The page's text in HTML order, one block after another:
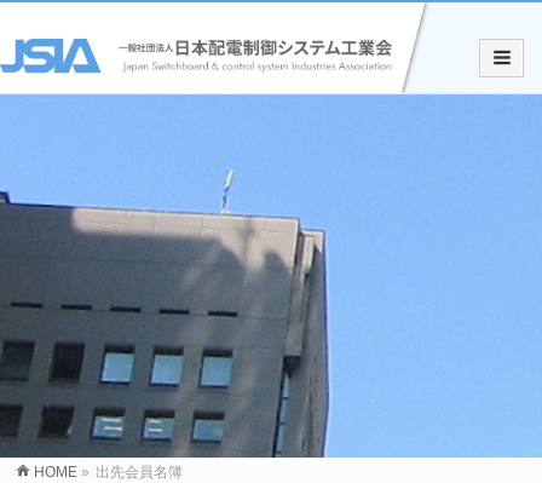
HOME » 出先会員名簿